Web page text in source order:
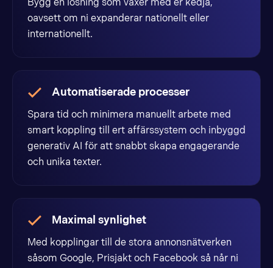
Bygg en lösning som växer med er kedja,
oavsett om ni expanderar nationellt eller
internationellt.
Automatiserade processer
Spara tid och minimera manuellt arbete med
smart koppling till ert affärssystem och inbyggd
generativ AI för att snabbt skapa engagerande
och unika texter.
Maximal synlighet
Med kopplingar till de stora annonsnätverken
såsom Google, Prisjakt och Facebook så når ni